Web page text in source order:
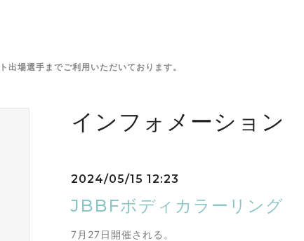
出場選手までご利用いただいております。
インフォメーション
2024/05/15 12:23
JBBFボディカラーリング
7月27日開催される。